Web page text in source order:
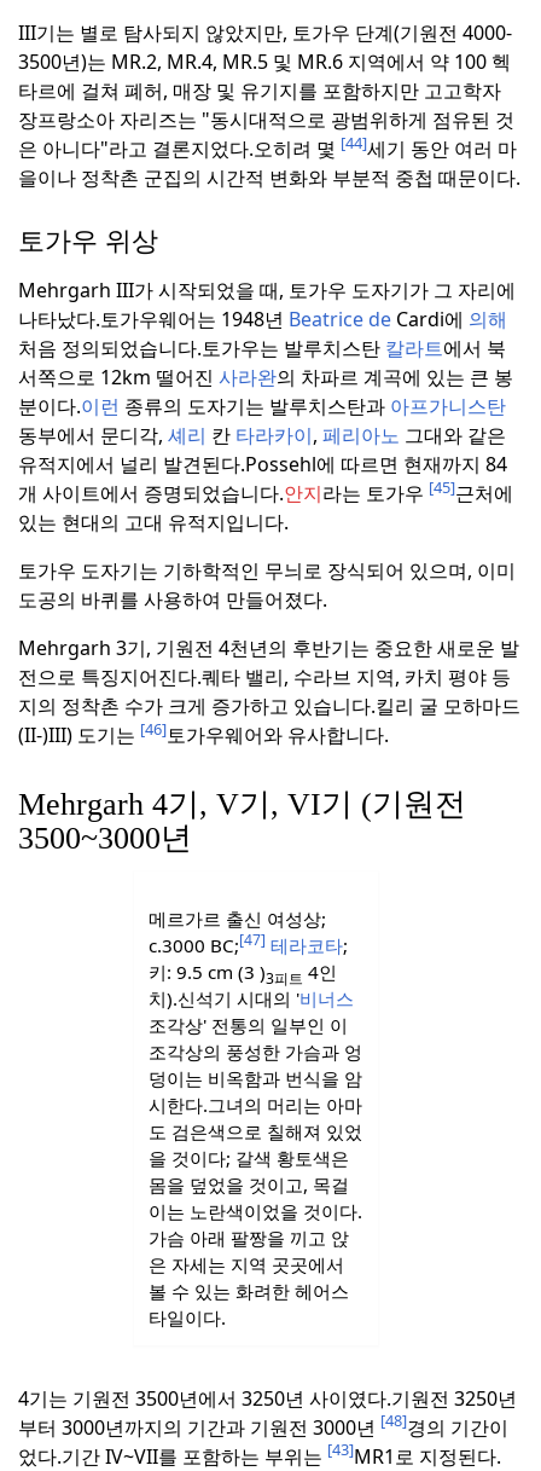
III기는 별로 탐사되지 않았지만, 토가우 단계(기원전 4000-
3500년)는 MR.2, MR.4, MR.5 및 MR.6 지역에서 약 100 헥
타르에 걸쳐 폐허, 매장 및 유기지를 포함하지만 고고학자
장프랑소아 자리즈는 "동시대적으로 광범위하게 점유된 것
은 아니다"라고 결론지었다.오히려 몇 [44]세기 동안 여러 마
을이나 정착촌 군집의 시간적 변화와 부분적 중첩 때문이다.
토가우 위상
Mehrgarh III가 시작되었을 때, 토가우 도자기가 그 자리에
나타났다.토가우웨어는 1948년 Beatrice de Cardi에 의해
처음 정의되었습니다.토가우는 발루치스탄 칼라트에서 북
서쪽으로 12km 떨어진 사라완의 차파르 계곡에 있는 큰 봉
분이다.이런 종류의 도자기는 발루치스탄과 아프가니스탄
동부에서 문디각, 셰리 칸 타라카이, 페리아노 그대와 같은
유적지에서 널리 발견된다.Possehl에 따르면 현재까지 84
개 사이트에서 증명되었습니다.안지라는 토가우 [45]근처에
있는 현대의 고대 유적지입니다.
토가우 도자기는 기하학적인 무늬로 장식되어 있으며, 이미
도공의 바퀴를 사용하여 만들어졌다.
Mehrgarh 3기, 기원전 4천년의 후반기는 중요한 새로운 발
전으로 특징지어진다.퀘타 밸리, 수라브 지역, 카치 평야 등
지의 정착촌 수가 크게 증가하고 있습니다.킬리 굴 모하마드
(II-)III) 도기는 [46]토가우웨어와 유사합니다.
Mehrgarh 4기, V기, VI기 (기원전
3500~3000년
메르가르 출신 여성상;
c.3000 BC;[47] 테라코타;
키: 9.5 cm (3 )3피트 4인
치).신석기 시대의 '비너스
조각상' 전통의 일부인 이
조각상의 풍성한 가슴과 엉
덩이는 비옥함과 번식을 암
시한다.그녀의 머리는 아마
도 검은색으로 칠해져 있었
을 것이다; 갈색 황토색은
몸을 덮었을 것이고, 목걸
이는 노란색이었을 것이다.
가슴 아래 팔짱을 끼고 앉
은 자세는 지역 곳곳에서
볼 수 있는 화려한 헤어스
타일이다.
4기는 기원전 3500년에서 3250년 사이였다.기원전 3250년
부터 3000년까지의 기간과 기원전 3000년 [48]경의 기간이
었다.기간 IV~VII를 포함하는 부위는 [43]MR1로 지정된다.